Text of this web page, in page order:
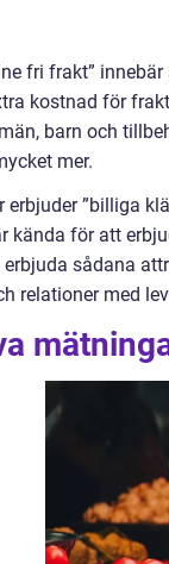
fri frakt”
kostnad för
barn och
mer.
erbjuder ”billiga
kända för att
erbjuda sådana
relationer med